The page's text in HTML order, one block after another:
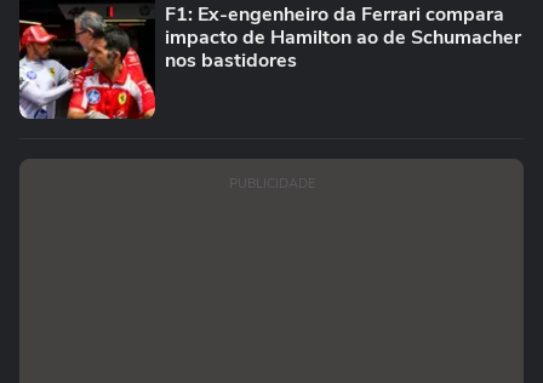
F1: Ex-engenheiro da Ferrari compara
impacto de Hamilton ao de Schumacher
nos bastidores
PUBLICIDADE